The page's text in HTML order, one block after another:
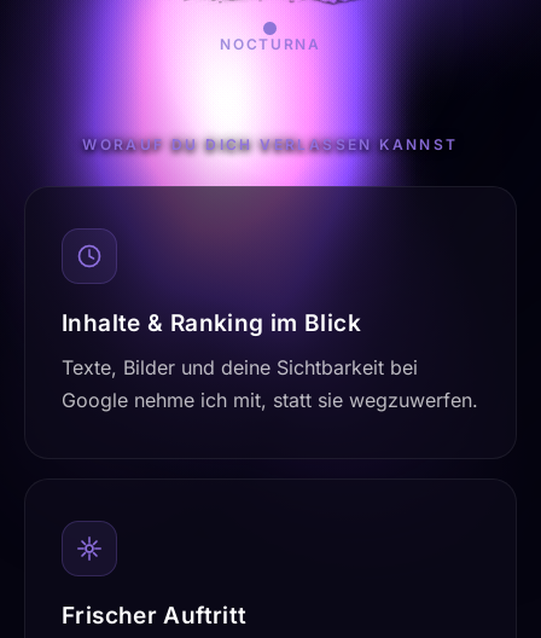
NOCTURNA
WORAUF DU DICH VERLASSEN KANNST
Inhalte & Ranking im Blick
Texte, Bilder und deine Sichtbarkeit bei
Google nehme ich mit, statt sie wegzuwerfen.
Frischer Auftritt